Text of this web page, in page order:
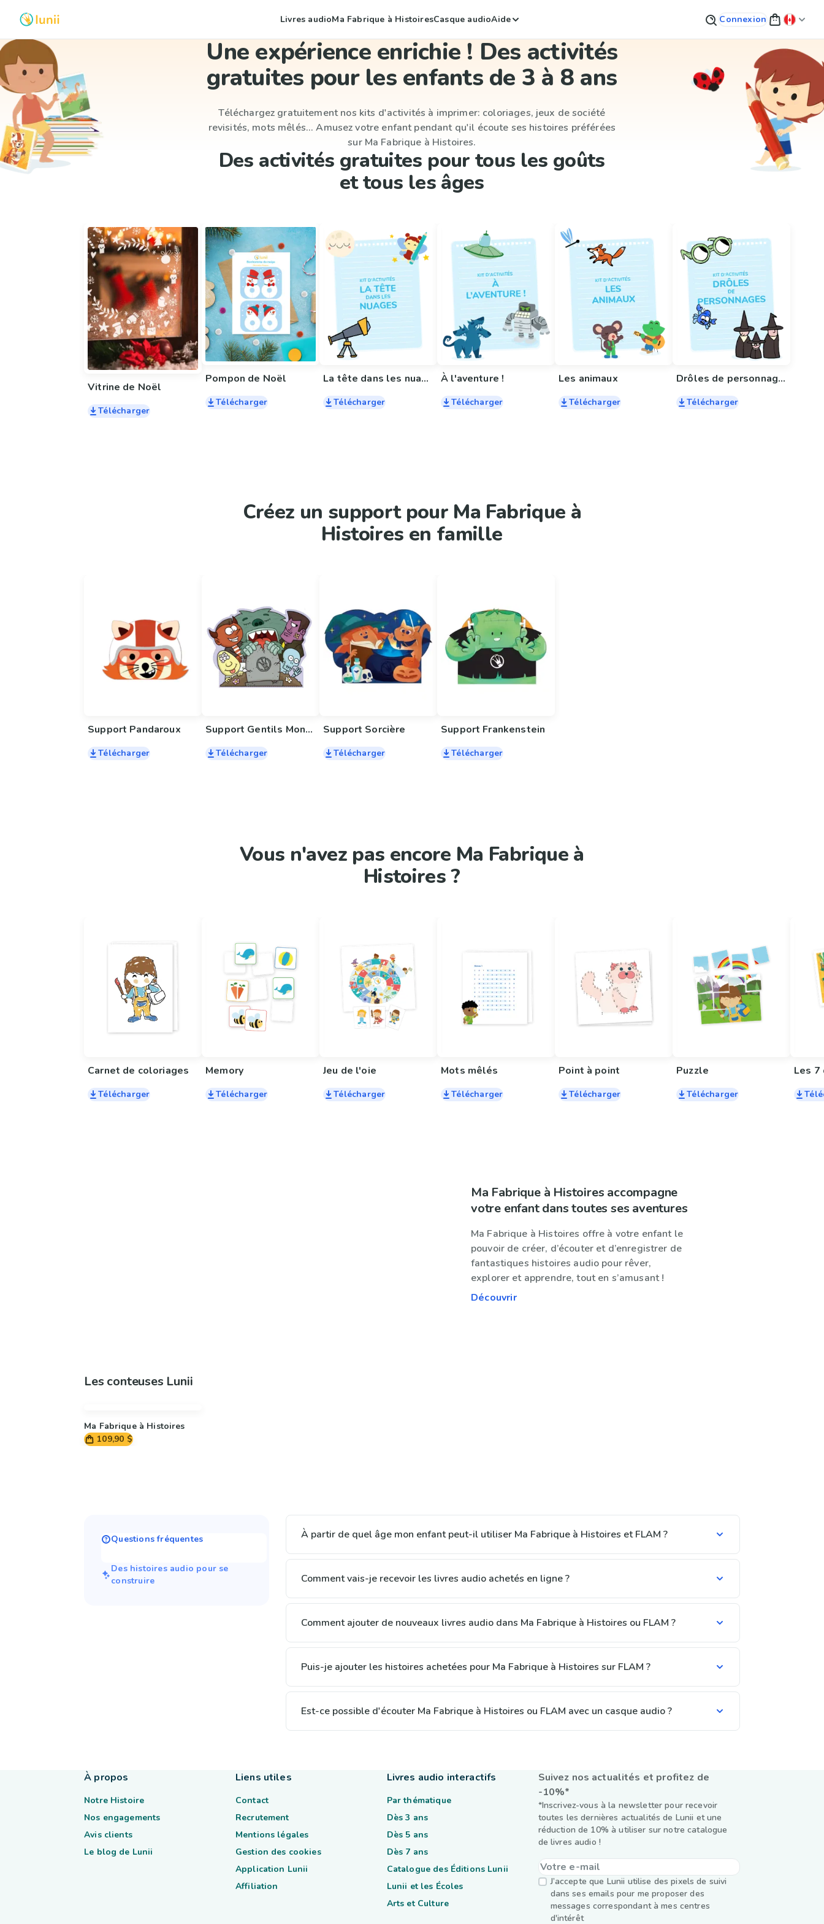
Livres audioMa Fabrique à HistoiresCasque audioAide Connexion
Une expérience enrichie ! Des activités
gratuites pour les enfants de 3 à 8 ans
Téléchargez gratuitement nos kits d'activités à imprimer: coloriages, jeux de société
revisités, mots mêlés... Amusez votre enfant pendant qu'il écoute ses histoires préférées
sur Ma Fabrique à Histoires.
Des activités gratuites pour tous les goûts
et tous les âges
Vitrine de Noël
Télécharger
Pompon de Noël
Télécharger
La tête dans les nuages
Télécharger
À l'aventure !
Télécharger
Les animaux
Télécharger
Drôles de personnages
Télécharger
Créez un support pour Ma Fabrique à
Histoires en famille
Support Pandaroux
Télécharger
Support Gentils Monstres
Télécharger
Support Sorcière
Télécharger
Support Frankenstein
Télécharger
Vous n'avez pas encore Ma Fabrique à
Histoires ?
Carnet de coloriages
Télécharger
Memory
Télécharger
Jeu de l'oie
Télécharger
Mots mêlés
Télécharger
Point à point
Télécharger
Puzzle
Télécharger
Les
Ma Fabrique à Histoires accompagne
votre enfant dans toutes ses aventures
Ma Fabrique à Histoires offre à votre enfant le
pouvoir de créer, d’écouter et d’enregistrer de
fantastiques histoires audio pour rêver,
explorer et apprendre, tout en s’amusant !
Découvrir
Les conteuses Lunii
Ma Fabrique à Histoires
109,90 $
Questions fréquentes
Des histoires audio pour se
construire
À partir de quel âge mon enfant peut-il utiliser Ma Fabrique à Histoires et FLAM ?
Comment vais-je recevoir les livres audio achetés en ligne ?
Comment ajouter de nouveaux livres audio dans Ma Fabrique à Histoires ou FLAM ?
Puis-je ajouter les histoires achetées pour Ma Fabrique à Histoires sur FLAM ?
Est-ce possible d'écouter Ma Fabrique à Histoires ou FLAM avec un casque audio ?
Suivez nos actualités et profitez de
-10%*
*Inscrivez-vous à la newsletter pour recevoir
toutes les dernières actualités de Lunii et une
réduction de 10% à utiliser sur notre catalogue
de livres audio !
J’accepte que Lunii utilise des pixels de suivi
dans ses emails pour me proposer des
messages correspondant à mes centres
d'intérêt
À propos
Notre Histoire
Nos engagements
Avis clients
Le blog de Lunii
Liens utiles
Contact
Recrutement
Mentions légales
Gestion des cookies
Application Lunii
Affiliation
Livres audio interactifs
Par thématique
Dès 3 ans
Dès 5 ans
Dès 7 ans
Catalogue des Éditions Lunii
Lunii et les Écoles
Arts et Culture